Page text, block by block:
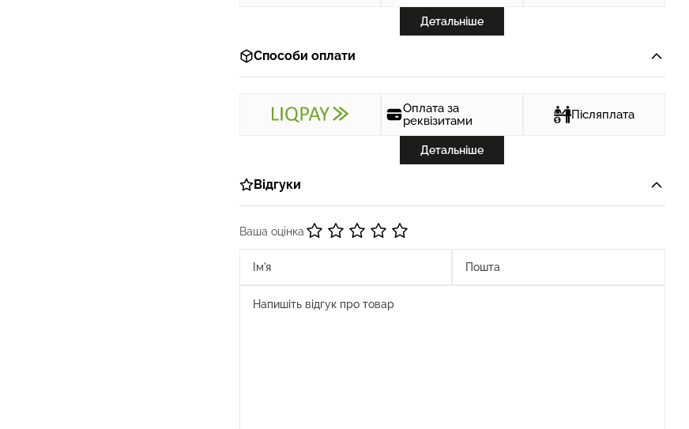
Детальніше
Способи оплати
Оплата за
реквізитами
Післяплата
Детальніше
Відгуки
Ваша оцінка